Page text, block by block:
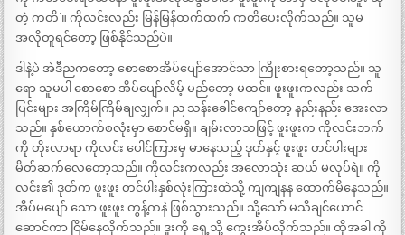
တဲ့ ကတိ´´ ။ ကိုလင်းလည်း မြန်မြန်ထက်ထက် ကတိပေးလိုက်သည်။ သူမ
အလိုတူရင်တော့ ဖြစ်နိုင်သည်ပဲ။
ဒါနဲ့ပဲ အဲဒီညကတော့ စောစောအိပ်ပျော်အောင်သာ ကြိုးစားရတော့သည်။ သူ
ရော သူမပါ စောစော အိပ်ပျော်လိမ့် မည်တော့ မထင်။ ဖူးဖူးကလည်း သက်
ပြင်းများ အကြိမ်ကြိမ်ချလျှက်။ ည သန်းခေါင်ကျော်တော့ နည်းနည်း အေးလာ
သည်။ နှစ်ယောက်စလုံးမှာ စောင်မရှိ။ ချမ်းလာသဖြင့် ဖူးဖူးက ကိုလင်းဘက်
ကို တိုးလာရာ ကိုလင်း ပေါင်ကြားမှ မာနေသည့် ဒုတ်နှင့် ဖူးဖူး တင်ပါးများ
မိတ်ဆက်လေတော့သည်။ ကိုလင်းကလည်း အလောသုံး ဆယ် မလုပ်ရဲ။ ကို
လင်း၏ ဒုတ်က ဖူးဖူး တင်ပါးနှစ်လုံးကြားထဲသို့ ကျကျနန ထောက်မိနေသည်။
အိပ်မပျော် သော ဖူးဖူး တွန့်ကနဲ ဖြစ်သွားသည်။ သို့သော် မသိချင်ယောင်
ဆောင်ကာ ငြိမ်နေလိုက်သည်။ ဒူးကို ရှေ့သို့ ကွေးအိပ်လိုက်သည်။ ထိုအခါ ကို